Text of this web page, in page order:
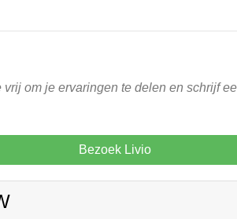
om je ervaringen te delen en schrijf
Bezoek Livio